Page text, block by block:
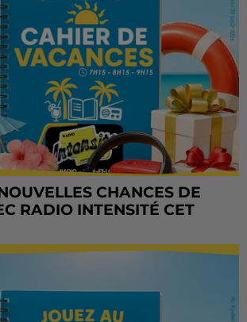
CHANCES DE
RADIO INTENSITÉ CET